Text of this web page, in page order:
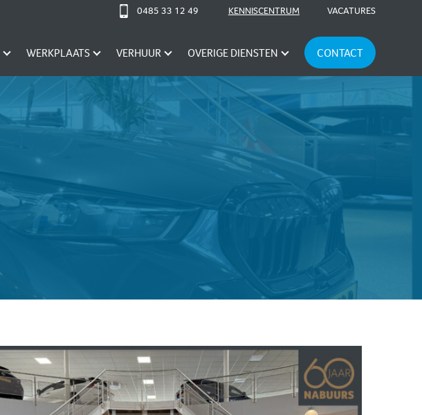
0485 33 12 49 KENNISCENTRUM VACATURES
WERKPLAATS VERHUUR OVERIGE DIENSTEN CONTACT